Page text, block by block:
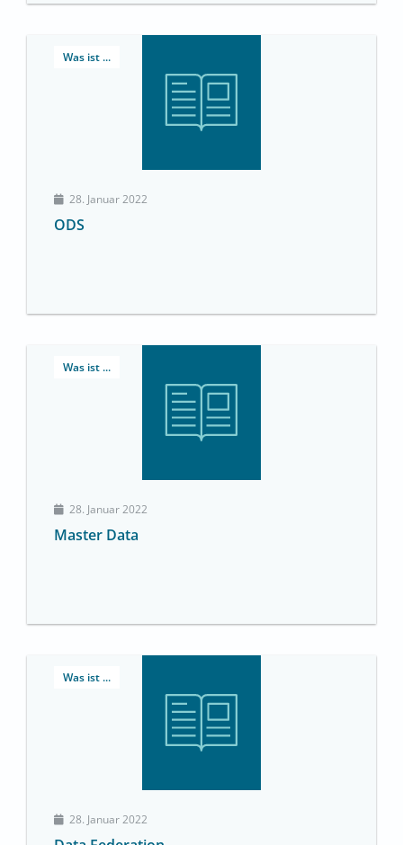
Was ist ...
28. Januar 2022
ODS
Was ist ...
28. Januar 2022
Master Data
Was ist ...
28. Januar 2022